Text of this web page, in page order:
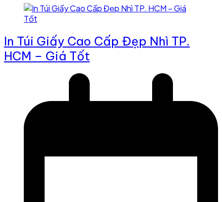
In Túi Giấy Cao Cấp Đẹp Nhì TP.
HCM – Giá Tốt